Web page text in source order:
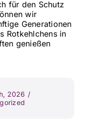
für den Schutz
wir
Generationen
Rotkehlchens in
genießen
2026 /